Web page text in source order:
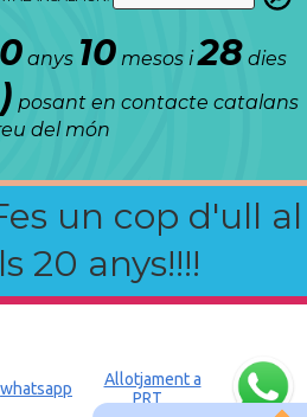
anys 10mesos i28 dies
posant en contacte catalans
del món
un cop d'ull al
20 anys!!!!
whatsapp
Allotjament a
PRT